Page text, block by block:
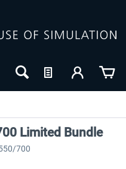
Limited Bundle
700